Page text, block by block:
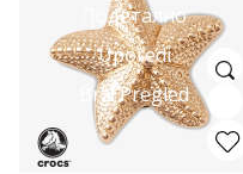
Подетално
Uporedi
Brzi Pregled